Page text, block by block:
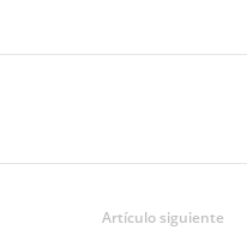
Artículo siguiente